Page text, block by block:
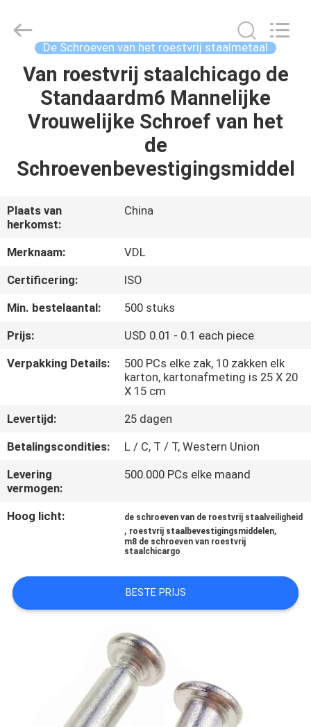
HUIS
PRODUCTEN
ONGEVEER
FABRIEKSREIS
KWALITEITSCONTROLE
SITEMAP
PRIVACY
LTD.
De Schroeven van het roestvrij staalmetaal
Van roestvrij staalchicago de
Standaardm6 Mannelijke
Vrouwelijke Schroef van het
de
Schroevenbevestigingsmiddel
Plaats van
herkomst:
China
Merknaam:
VDL
Certificering:
ISO
Min. bestelaantal:
500 stuks
Prijs:
USD 0.01 - 0.1 each piece
Verpakking Details:
500 PCs elke zak, 10 zakken elk
karton, kartonafmeting is 25 X 20
X 15 cm
Levertijd:
25 dagen
Betalingscondities:
L / C, T / T, Western Union
Levering
vermogen:
500.000 PCs elke maand
Hoog licht: de schroeven van de roestvrij staalveiligheid
, roestvrij staalbevestigingsmiddelen,
m8 de schroeven van roestvrij
staalchicargo
BESTE PRIJS